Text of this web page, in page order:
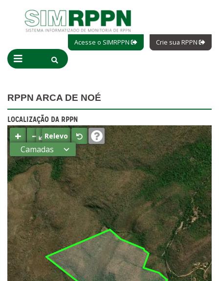
Acesse o SIMRPPN Crie sua RPPN
RPPN ARCA DE NOÉ
LOCALIZAÇÃO DA RPPN
+ −⤢Relevo
Camadas
Estados
Municípios
Terras
indígenas
(FUNAI)
UC Federal
UC Estaduais
UC
Municipais